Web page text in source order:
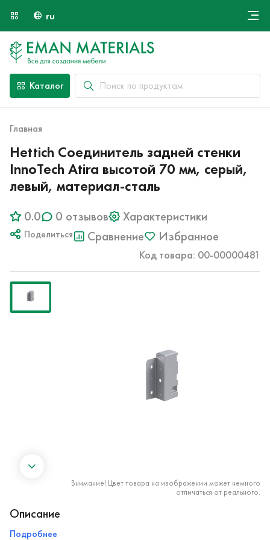
ru
Оплата и доставка
Каталог
Главная
Hettich Соединитель задней стенки
InnoTech Atira высотой 70 мм, серый,
левый, материал-сталь
0.0 0 отзывов Характеристики
Поделиться Сравнение Избранное
Код товара: 00-00000481
Внимание! Цвет товара на изображении может немного
отличаться от реального.
Описание
Подробнее